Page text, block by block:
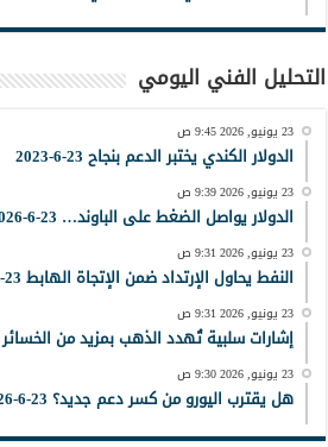
التحليل الفني اليومي
23 يونيو, 2026 9:45 ص
الدولار الكندي يختبر الدعم بنجاح 23-6-2023
23 يونيو, 2026 9:39 ص
الدولار يواصل الضغط على الباوند… 23-6-2026
23 يونيو, 2026 9:31 ص
النفط يحاول الإرتداد ضمن الإتجاة الهابط 23-6-2026
23 يونيو, 2026 9:31 ص
إشارات سلبية تُهدد الذهب بمزيد من الخسائر 23-6-2026
23 يونيو, 2026 9:30 ص
هل يقترب اليورو من كسر دعم جديد؟ 23-6-2026